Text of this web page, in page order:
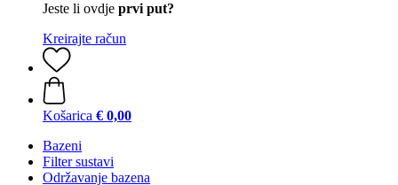
Jeste li ovdje prvi put?
Kreirajte račun
Košarica € 0,00
Bazeni
Filter sustavi
Održavanje bazena